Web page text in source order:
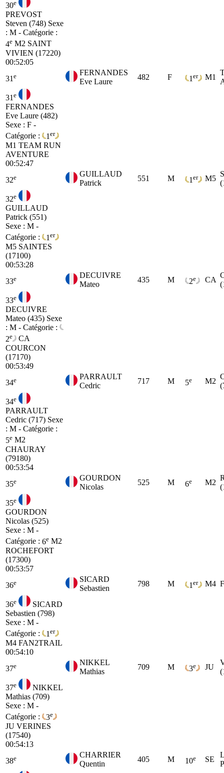
30e
PREVOST
Steven (748) Sexe
: M - Catégorie :
4e M2 SAINT
VIVIEN (17220)
00:52:05
31 e
FERNANDES
Eve Laure
482 F 1 er M1
31 e
FERNANDES
Eve Laure (482)
Sexe : F -
Catégorie :
1 er
M1 TEAM RUN
AVENTURE
00:52:47
32e
GUILLAUD
Patrick
551 M 1 er M5
32e
GUILLAUD
Patrick (551)
Sexe : M -
Catégorie :
1 er
M5 SAINTES
(17100)
00:53:28
33e
DECUIVRE
Mateo
435 M 2e CA
33e
DECUIVRE
Mateo (435) Sexe
: M - Catégorie :
2e
CA
COURCON
(17170)
00:53:49
34e
PARRAULT
Cedric
717 M 5e M2
34e
PARRAULT
Cedric (717) Sexe
: M - Catégorie :
5e M2
CHAURAY
(79180)
00:53:54
35e
GOURDON
Nicolas
525 M 6e M2
35e
GOURDON
Nicolas (525)
Sexe : M -
Catégorie : 6e M2
ROCHEFORT
(17300)
00:53:57
36e
SICARD
Sebastien
798 M 1 er M4
36e
SICARD
Sebastien (798)
Sexe : M -
Catégorie :
1 er
M4 FAN2TRAIL
00:54:10
37e
NIKKEL
Mathias
709 M 3e JU
37e
NIKKEL
Mathias (709)
Sexe : M -
Catégorie :
3e
JU VERINES
(17540)
00:54:13
38e
CHARRIER
Quentin
405 M 10e SE